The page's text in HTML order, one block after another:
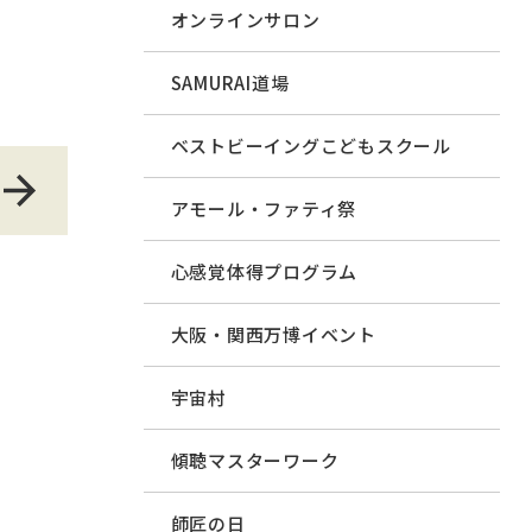
オンラインサロン
SAMURAI道場
ベストビーイングこどもスクール
アモール・ファティ祭
心感覚体得プログラム
大阪・関西万博イベント
宇宙村
傾聴マスターワーク
師匠の日